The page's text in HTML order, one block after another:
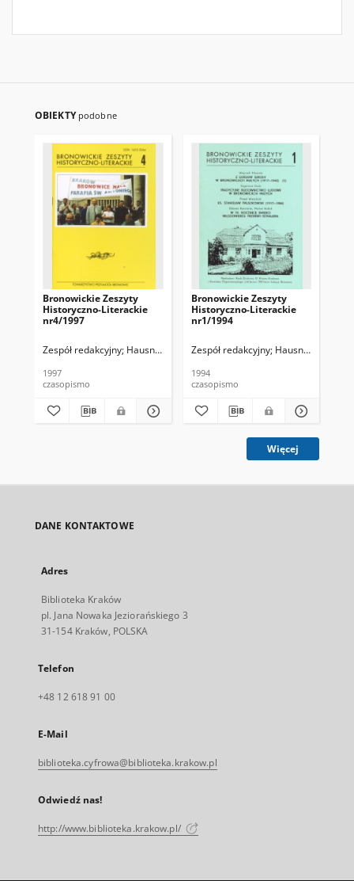
OBIEKTY podobne
Bronowickie Zeszyty
Historyczno-Literackie
nr4/1997
Zespół redakcyjny Hausner, Wojciech
1997
czasopismo
Bronowickie Zeszyty
Historyczno-Literackie
nr1/1994
Zespół redakcyjny Hausner,
1994
czasopismo
Więcej
DANE KONTAKTOWE
Adres
Biblioteka Kraków
pl. Jana Nowaka Jeziorańskiego 3
31-154 Kraków, POLSKA
Telefon
+48 12 618 91 00
E-Mail
biblioteka.cyfrowa@biblioteka.krakow.pl
Odwiedź nas!
http://www.biblioteka.krakow.pl/